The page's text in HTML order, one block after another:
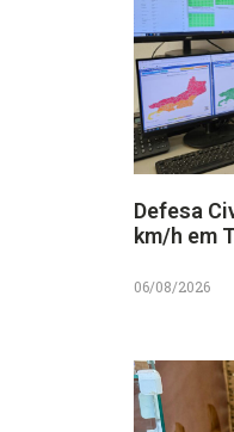
Defesa
km/h em
06/08/2026